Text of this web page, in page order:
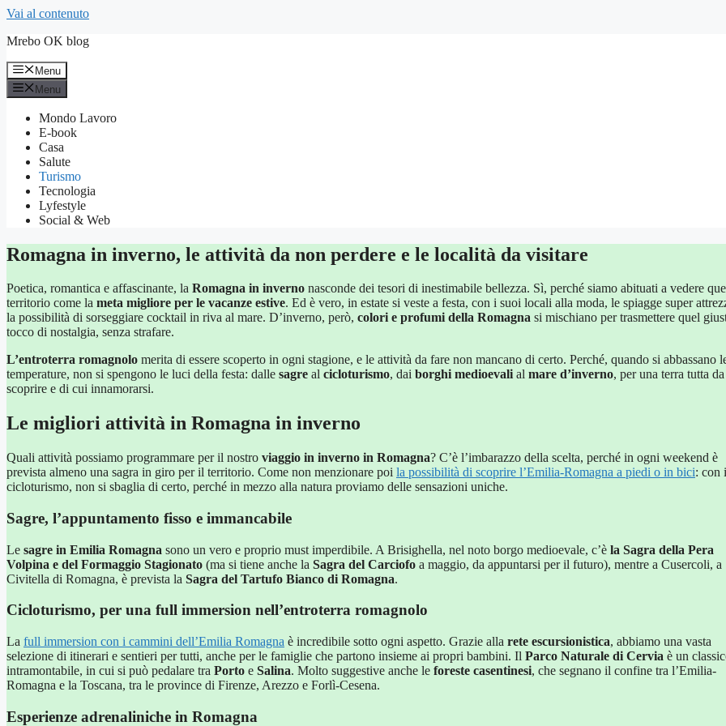
Vai al contenuto
Mrebo OK blog
Menu
Menu
Mondo Lavoro
E-book
Casa
Salute
Turismo
Tecnologia
Lyfestyle
Social & Web
Romagna in inverno, le attività da non perdere e le località da visitare
Poetica, romantica e affascinante, la Romagna in inverno nasconde dei tesori di inestimabile bellezza. Sì, perché siamo abituati a vedere
territorio come la meta migliore per le vacanze estive. Ed è vero, in estate si veste a festa, con i suoi locali alla moda, le spiagge super
la possibilità di sorseggiare cocktail in riva al mare. D’inverno, però, colori e profumi della Romagna si mischiano per trasmettere quel
tocco di nostalgia, senza strafare.
L’entroterra romagnolo merita di essere scoperto in ogni stagione, e le attività da fare non mancano di certo. Perché, quando si abbassano
temperature, non si spengono le luci della festa: dalle sagre al cicloturismo, dai borghi medioevalial mare d’inverno, per una terra tutta da
scoprire e di cui innamorarsi.
Le migliori attività in Romagna in inverno
Quali attività possiamo programmare per il nostro viaggio in inverno in Romagna? C’è l’imbarazzo della scelta, perché in ogni weekend è
prevista almeno una sagra in giro per il territorio. Come non menzionare poi la possibilità di scoprire l’Emilia-Romagna a piedi o in bici: con
cicloturismo, non si sbaglia di certo, perché in mezzo alla natura proviamo delle sensazioni uniche.
Sagre, l’appuntamento fisso e immancabile
Le sagre in Emilia Romagna sono un vero e proprio must imperdibile. A Brisighella, nel noto borgo medioevale, c’è la Sagra della Pera
Volpina e del Formaggio Stagionato (ma si tiene anche la Sagra del Carciofo a maggio, da appuntarsi per il futuro), mentre a Cusercoli, a
Civitella di Romagna, è prevista la Sagra del Tartufo Bianco di Romagna.
Cicloturismo, per una full immersion nell’entroterra romagnolo
La full immersion con i cammini dell’Emilia Romagna è incredibile sotto ogni aspetto. Grazie alla rete escursionistica, abbiamo una vasta
selezione di itinerari e sentieri per tutti, anche per le famiglie che partono insieme ai propri bambini. Il Parco Naturale di Cervia è un
intramontabile, in cui si può pedalare tra Porto e Salina. Molto suggestive anche le foreste casentinesi, che segnano il confine tra l’Emilia-
Romagna e la Toscana, tra le province di Firenze, Arezzo e Forlì-Cesena.
Esperienze adrenaliniche in Romagna